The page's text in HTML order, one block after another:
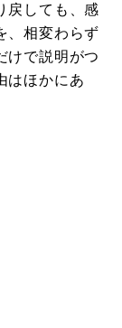
戻しても、感
、相変わらず
けで説明がつ
はほかにあ